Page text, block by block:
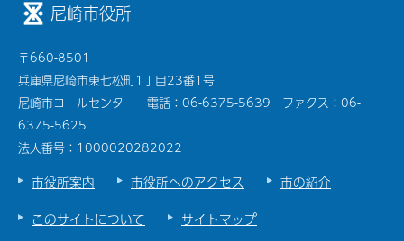
尼崎市役所
〒660-8501
兵庫県尼崎市東七松町1丁目23番1号
尼崎市コールセンター 電話：06-6375-5639 ファクス：06-
6375-5625
法人番号：1000020282022
市役所案内 市役所へのアクセス
市の紹介
このサイトについて
サイトマップ